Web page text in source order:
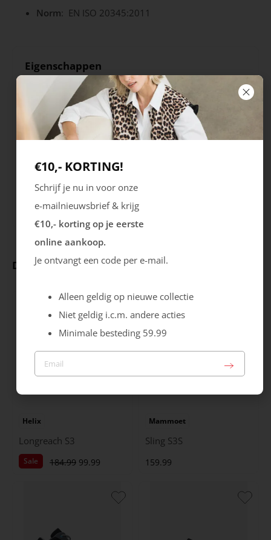
Norm: EN ISO 20345:2011
Eigenschappen
Zwart
Merk
Traxx
Seizoen
Sluiting
Uitneembare zool
Nee
Deze producten ga je leuk vinden
Helix
Longreach S3
Sale 184.99 99.99
Mammoet
Sling S3S
159.99
€10,- KORTING!
Schrijf je nu in voor onze
e-mailnieuwsbrief & krijg
€10,- korting op je eerste
online aankoop.
Je ontvangt een code per e-mail.
Alleen geldig op nieuwe collectie
Niet geldig i.c.m. andere acties
Minimale besteding 59.99